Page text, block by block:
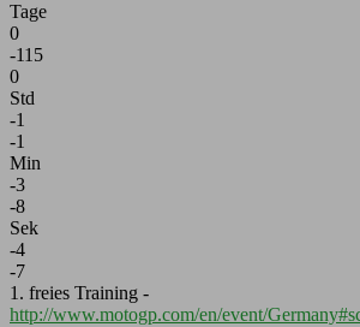
Tage
0
-115
0
Std
-1
-1
Min
-3
-8
Sek
-4
-7
1. freies Training -
http://www.motogp.com/en/event/